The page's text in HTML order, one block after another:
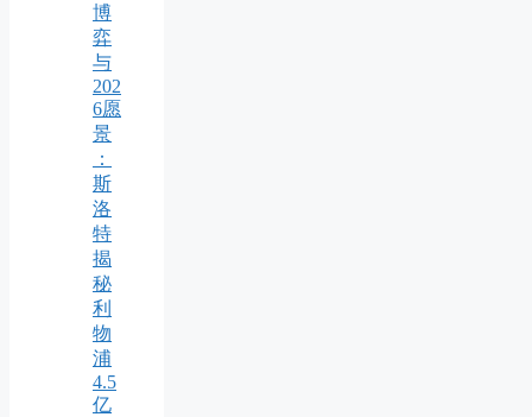
博
弈
与
202
6愿
景
：
斯
洛
特
揭
秘
利
物
浦
4.5
亿